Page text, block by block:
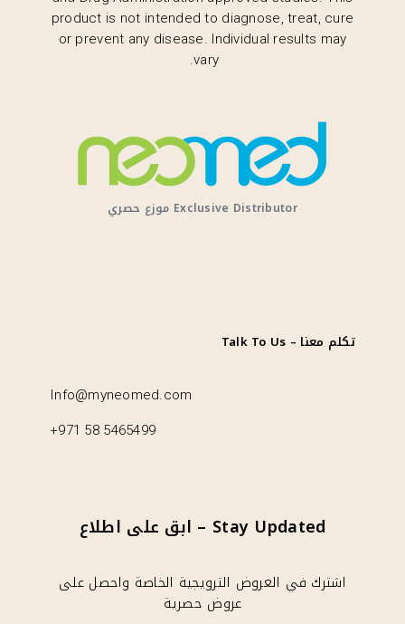
product is not intended to diagnose, treat, cure
or prevent any disease. Individual results may
vary.
Exclusive Distributor موزع حصري
تكلم معنا – Talk To Us
Info@myneomed.com
+971 58 5465499
Stay Updated – ابق على اطلاع
اشترك في العروض الترويجية الخاصة واحصل على
عروض حصرية